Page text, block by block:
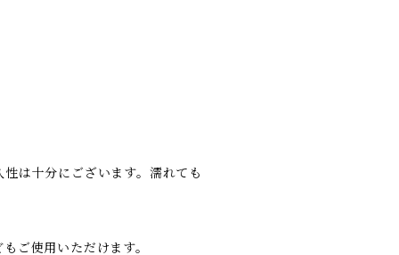
は十分にございます。濡れても
ご使用いただけます。